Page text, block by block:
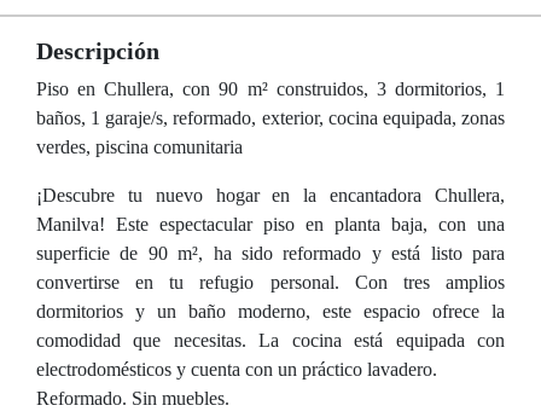
Descripción
Piso en Chullera, con 90 m² construidos, 3 dormitorios, 1
baños, 1 garaje/s, reformado, exterior, cocina equipada, zonas
verdes, piscina comunitaria
¡Descubre tu nuevo hogar en la encantadora Chullera,
Manilva! Este espectacular piso en planta baja, con una
superficie de 90 m², ha sido reformado y está listo para
convertirse en tu refugio personal. Con tres amplios
dormitorios y un baño moderno, este espacio ofrece la
comodidad que necesitas. La cocina está equipada con
electrodomésticos y cuenta con un práctico lavadero.
Reformado. Sin muebles.